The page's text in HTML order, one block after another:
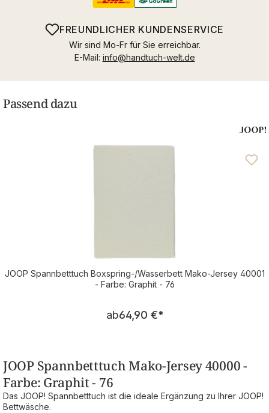
FREUNDLICHER KUNDENSERVICE
Wir sind Mo-Fr für Sie erreichbar.
E-Mail: info@handtuch-welt.de
Passend dazu
JOOP Spannbetttuch Boxspring-/Wasserbett Mako-Jersey 40001
- Farbe: Graphit - 76
Regulärer Preis:
ab64,90 €*
JOOP Spannbetttuch Mako-Jersey 40000 -
Farbe: Graphit - 76
Das JOOP! Spannbetttuch ist die ideale Ergänzung zu Ihrer JOOP!
Bettwäsche.